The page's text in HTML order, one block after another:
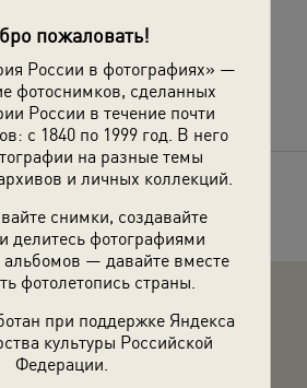
пожаловать!
России в фотографиях» —
фотоснимков, сделанных
России в течение почти
с 1840 по 1999 год. В него
на разные темы
и личных коллекций.
снимки, создавайте
делитесь фотографиями
— давайте вместе
фотолетопись страны.
при поддержке Яндекса
культуры Российской
Федерации.
Кунсткамеры:
Россия: транспорт»и
крестьянская жизнь»с этой
друзьям об этом фото
четырёхколёсные повозки. А
зовутся ДВУКОЛКАМИ.